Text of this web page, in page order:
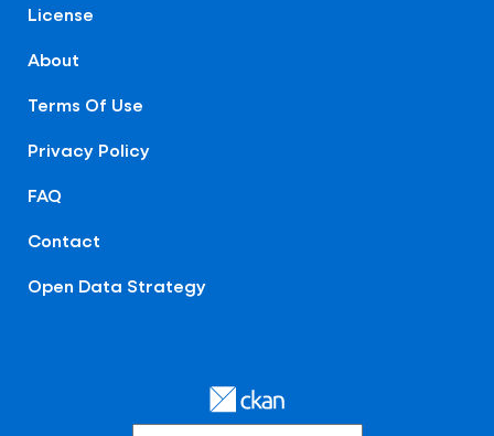
License
About
Terms Of Use
Privacy Policy
FAQ
Contact
Open Data Strategy